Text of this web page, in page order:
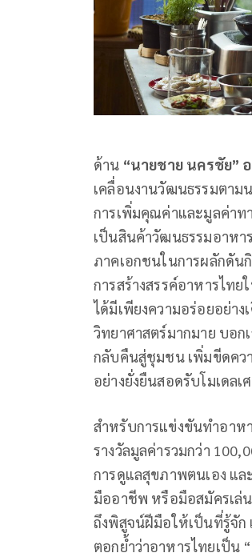
ด้าน “นายชาย นครชัย”
เคลื่อนงานวัฒนธรรมตาม
การเพิ่มคุณค่าและมูลค่า
เป็นสินค้าวัฒนธรรมอาหา
ภาคเอกชนในการผลักดัน
การสร้างสรรค์อาหารไท
ได้มีเพียงความอร่อยอย่า
วิทยาศาสตร์มากมาย บอก
กลับคืนสู่ชุมชน เพิ่มขีดคว
อย่างยั่งยืนสอดรับโมเดล
สำหรับการแข่งขันทำอาห
รางวัลมูลค่ารวมกว่า
การดูแลสุขภาพตนเอง แ
มืออาชีพ หรือมือสมัครเล่
ถึงพิสูจน์ฝีมือให้เป็นที่รู้จัก
ตอกย้ำว่าอาหารไทยเป็น